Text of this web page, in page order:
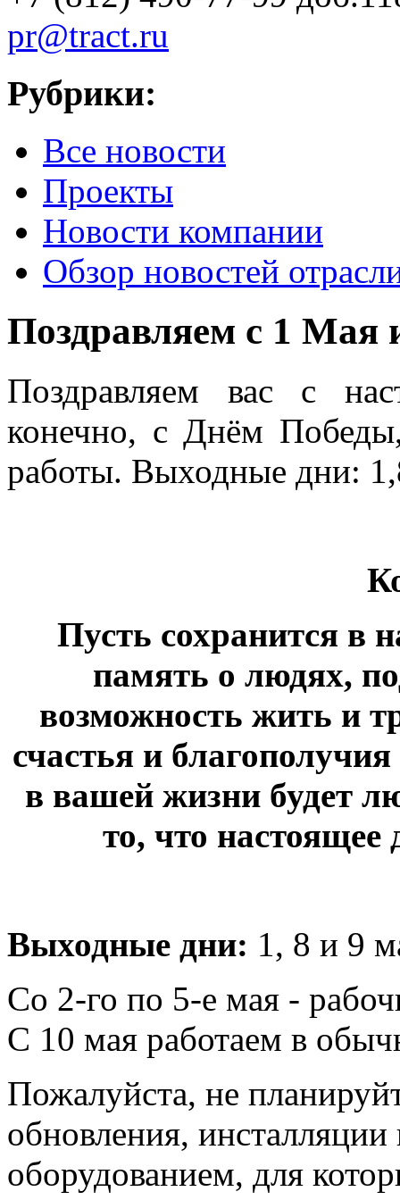
pr@tract.ru
Рубрики:
Все новости
Проекты
Новости компании
Обзор новостей
Поздравляем с 1
Поздравляем вас с
конечно, с Днём
работы. Выходные дни:
Пусть сохранится в
память о людях,
возможность жить и
счастья и
в вашей жизни будет
то, что настоящее
Выходные дни: 1, 8 и 9
Со 2-го по 5-е мая -
С 10 мая работаем в
Пожалуйста, не
обновления,
оборудованием, для